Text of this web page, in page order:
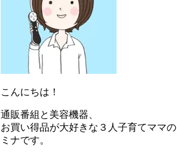
こんにちは！
通販番組と美容機器、
お買い得品が大好きな３人子育てママの
ミナです。